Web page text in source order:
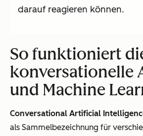
darauf reagieren können.
So funktioniert
konversationelle
und Machine
Conversational Artificial
als Sammelbezeichnung für